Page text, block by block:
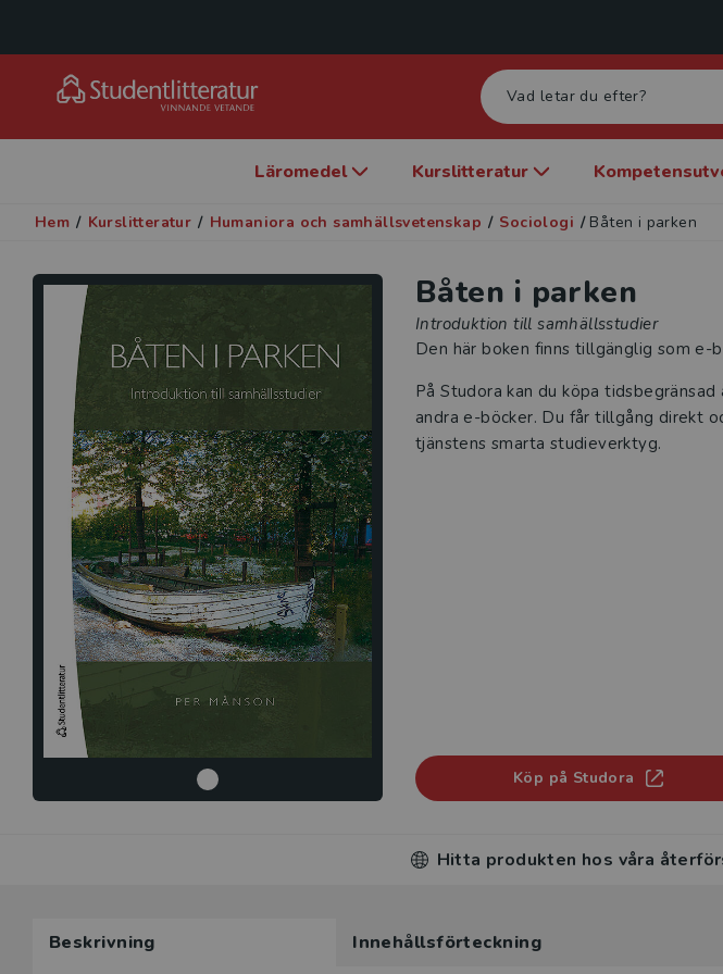
Läromedel Kurslitteratur
Hem / Kurslitteratur / Humaniora och samhällsvetenskap / Sociologi / Båten i parken
Båten i parken
Introduktion till samhällsstudier
Den här boken finns tillgänglig som e-
På Studora kan du köpa
andra e-böcker. Du får tillgång direkt
tjänstens smarta studieverktyg.
Köp på Studora
Hitta produkten hos våra
Beskrivning Innehållsförteckning